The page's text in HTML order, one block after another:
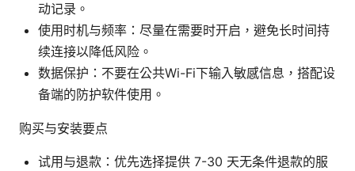
动记录。
使用时机与频率：尽量在需要时开启，避免长时间持
续连接以降低风险。
数据保护：不要在公共Wi-Fi下输入敏感信息，搭配设
备端的防护软件使用。
购买与安装要点
试用与退款：优先选择提供 7-30 天无条件退款的服